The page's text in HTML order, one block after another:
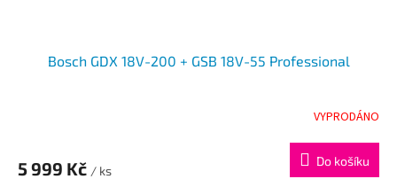
Bosch GDX 18V-200 + GSB 18V-55 Professional
VYPRODÁNO
5 999 Kč / ks
Do košíku